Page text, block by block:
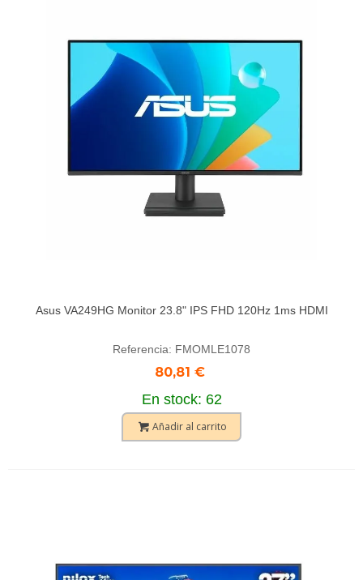
Asus VA249HG Monitor 23.8" IPS FHD 120Hz 1ms HDMI
Referencia: FMOMLE1078
80,81 €
En stock: 62
Añadir al carrito